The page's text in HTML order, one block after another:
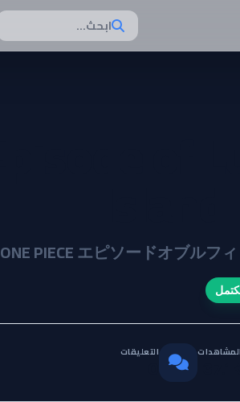
ابحث...
ONE PIECE エピソードオブルフ
المشاهدات التعليقات